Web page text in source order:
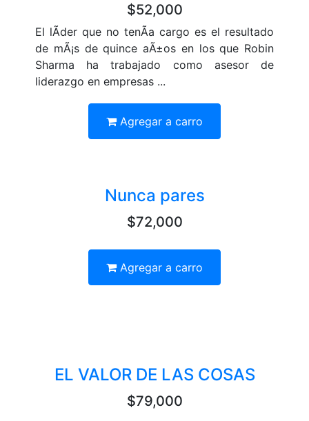
$52,000
El lÃ­der que no tenÃ­a cargo es el resultado
de mÃ¡s de quince aÃ±os en los que Robin
Sharma ha trabajado como asesor de
liderazgo en empresas ...
Agregar a carro
Nunca pares
$72,000
Agregar a carro
EL VALOR DE LAS COSAS
$79,000